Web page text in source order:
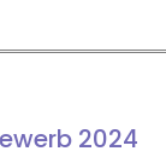
2024